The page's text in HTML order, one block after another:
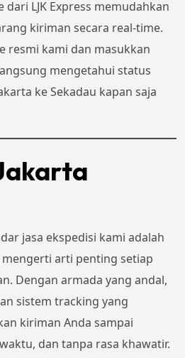
LJK Express memudahkan
kiriman secara real-time.
resmi kami dan masukkan
mengetahui status
ke Sekadau kapan saja
jasa ekspedisi kami adalah
arti penting setiap
Dengan armada yang andal,
sistem tracking yang
kiriman Anda sampai
dan tanpa rasa khawatir.